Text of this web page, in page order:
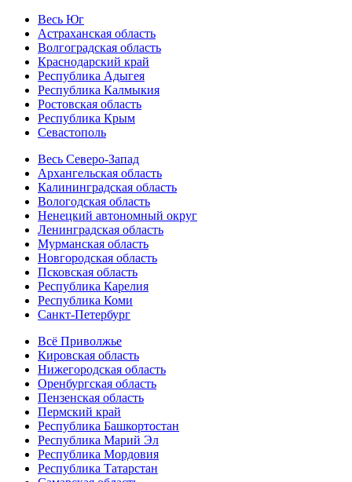
Весь Юг
Астраханская область
Волгоградская область
Краснодарский край
Республика Адыгея
Республика Калмыкия
Ростовская область
Республика Крым
Севастополь
Весь Северо-Запад
Архангельская область
Калининградская область
Вологодская область
Ненецкий автономный округ
Ленинградская область
Мурманская область
Новгородская область
Псковская область
Республика Карелия
Республика Коми
Санкт-Петербург
Всё Приволжье
Кировская область
Нижегородская область
Оренбургская область
Пензенская область
Пермский край
Республика Башкортостан
Республика Марий Эл
Республика Мордовия
Республика Татарстан